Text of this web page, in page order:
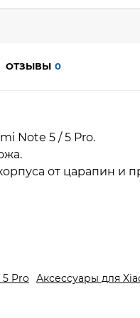
ОТЗЫВЫ 0
Note 5 / 5 Pro.
от царапин и
Pro Аксессуары для